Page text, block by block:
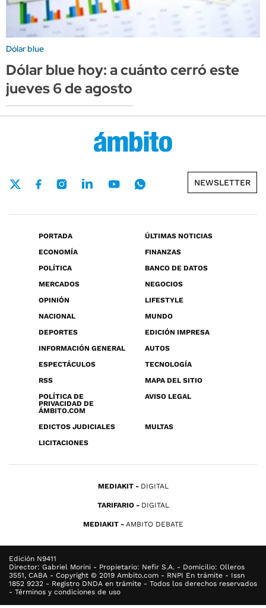
Dólar blue
Dólar blue hoy: a cuánto cerró este
jueves 6 de agosto
NEWSLETTER
PORTADA
ÚLTIMAS NOTICIAS
ECONOMÍA
FINANZAS
POLÍTICA
BANCO DE DATOS
MERCADOS
NEGOCIOS
OPINIÓN
LIFESTYLE
NACIONAL
MUNDO
DEPORTES
EDICIÓN IMPRESA
INFORMACIÓN GENERAL
AUTOS
ESPECTÁCULOS
TECNOLOGÍA
RSS
MAPA DEL SITIO
POLÍTICA DE
PRIVACIDAD DE
ÁMBITO.COM
AVISO LEGAL
EDICTOS JUDICIALES
MULTAS
LICITACIONES
MEDIAKIT DIGITAL
TARIFARIO DIGITAL
MEDIAKIT AMBITO DEBATE
Edición N9411
Director: Gabriel Morini - Propietario: Nefir S.A. - Domicilio: Olleros
3551, CABA - Copyright © 2019 Ambito.com - RNPI En trámite - Issn
1852 9232 - Registro DNDA en trámite - Todos los derechos reservados
- Términos y condiciones de uso